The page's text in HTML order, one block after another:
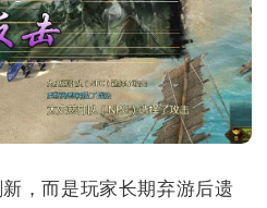
，而是玩家长期弃游后遗